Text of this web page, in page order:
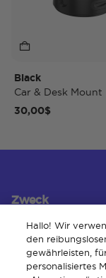
& Desk Mount
Zweck
Kundendienst
Hallo! Wir
den
gewährleisten,
personalisiertes